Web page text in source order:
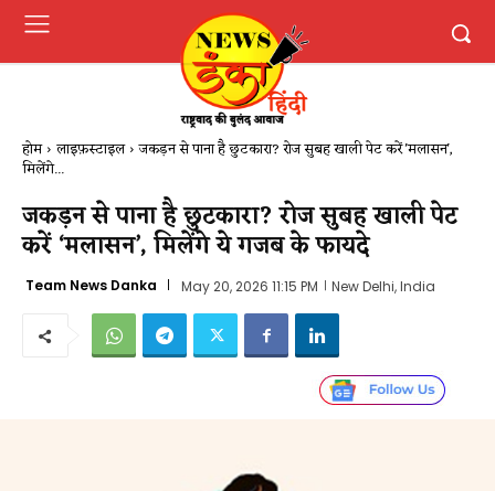
होम लाइफ़स्टाइल जकड़न से पाना है छुटकारा? रोज सुबह खाली पेट करें 'मलासन',
मिलेंगे...
जकड़न से पाना है छुटकारा? रोज सुबह खाली पेट
करें ‘मलासन’, मिलेंगे ये गजब के फायदे
Team News Danka May 20, 2026 11:15 PM New Delhi, India